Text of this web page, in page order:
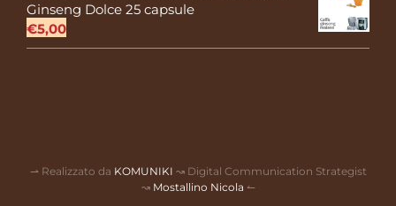
era:
è:
Ginseng Dolce 25 capsule
€5,00
⇀ Realizzato da KOMUNIKI ↝ Digital Communication Strategist
↝ Mostallino Nicola ↼